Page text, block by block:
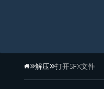
主页
解压 打开SFX文件